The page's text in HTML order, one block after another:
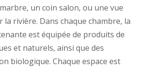
un coin salon, ou une vue
la rivière. Dans chaque chambre, la
est équipée de produits de
et naturels, ainsi que des
biologique. Chaque espace est